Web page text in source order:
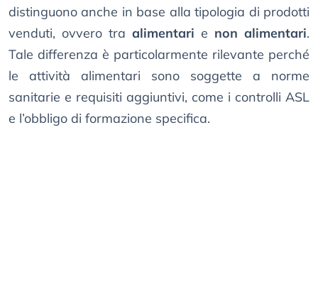
distinguono anche in base alla tipologia di prodotti
venduti, ovvero tra alimentari e non alimentari.
Tale differenza è particolarmente rilevante perché
le attività alimentari sono soggette a norme
sanitarie e requisiti aggiuntivi, come i controlli ASL
e l’obbligo di formazione specifica.